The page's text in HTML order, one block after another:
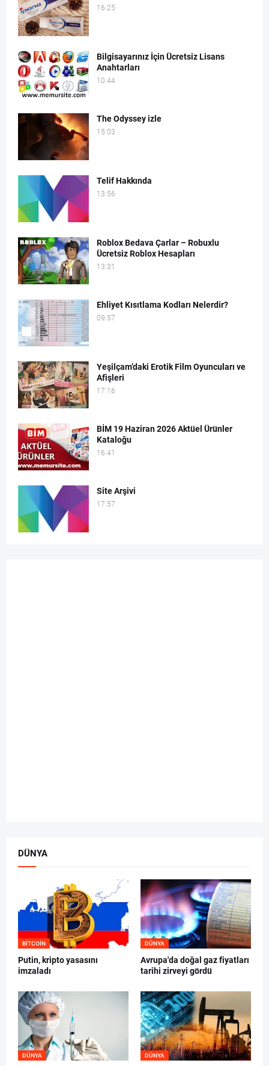
16:25
Bilgisayarınız İçin Ücretsiz Lisans
Anahtarları
10:44
The Odyssey izle
15:03
Telif Hakkında
13:56
Roblox Bedava Çarlar – Robuxlu
Ücretsiz Roblox Hesapları
13:31
Ehliyet Kısıtlama Kodları Nelerdir?
09:57
Yeşilçam’daki Erotik Film Oyuncuları ve
Afişleri
17:16
BİM 19 Haziran 2026 Aktüel Ürünler
Kataloğu
16:41
Site Arşivi
17:57
DÜNYA
BITCOIN
Putin, kripto yasasını
imzaladı
DÜNYA
Avrupa'da doğal gaz fiyatları
tarihi zirveyi gördü
DÜNYA DÜNYA